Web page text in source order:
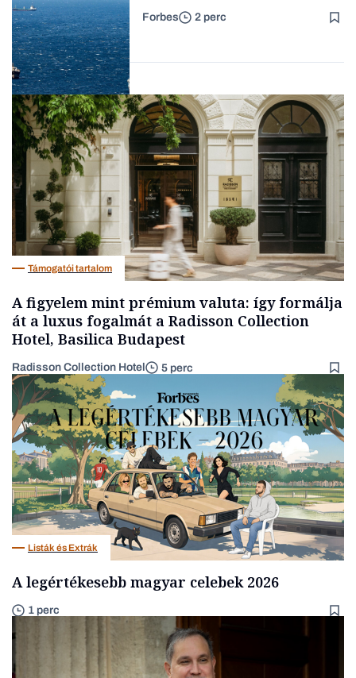
Forbes-sztori
Energia
Forbes 2 perc
Támogatói tartalom
A figyelem mint prémium valuta: így formálja
át a luxus fogalmát a Radisson Collection
Hotel, Basilica Budapest
Radisson Collection Hotel 5 perc
Listák és Extrák
A legértékesebb magyar celebek 2026
1 perc